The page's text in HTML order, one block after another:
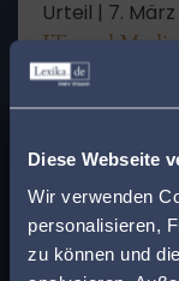
Diese Webseite
Wir verwenden
personalisieren,
zu können und
Urteil | 7.
IT- und
LEXNET
Einstufung
mehr lesen
Finden
Ihrer